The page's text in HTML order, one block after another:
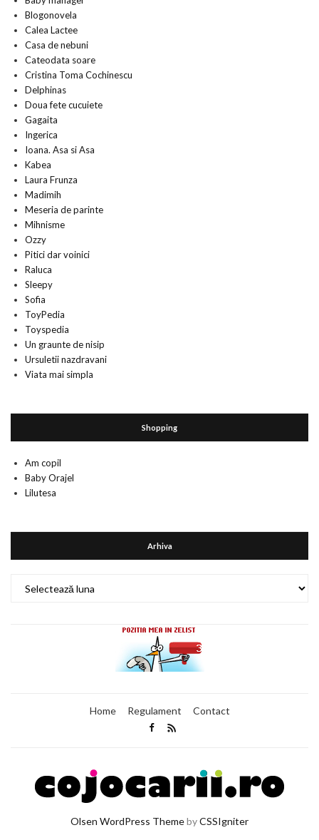
Blogonovela
Calea Lactee
Casa de nebuni
Cateodata soare
Cristina Toma Cochinescu
Delphinas
Doua fete cucuiete
Gagaita
Ingerica
Ioana. Asa si Asa
Kabea
Laura Frunza
Madimih
Meseria de parinte
Mihnisme
Ozzy
Pitici dar voinici
Raluca
Sleepy
Sofia
ToyPedia
Toyspedia
Un graunte de nisip
Ursuletii nazdravani
Viata mai simpla
Shopping
Am copil
Baby Orajel
Lilutesa
Arhiva
Home Regulament Contact
Olsen WordPress ThemebyCSSIgniter